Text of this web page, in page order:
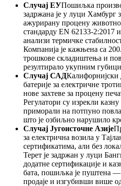
Случај ЕУПошиљка
задржана је у луци Хамбург
ажурирану процену
стандарду EN 62133-2:2017
анализи термичке
Компанија је кажњена са
трошкове складиштења и
резултирало укупним
Случај САДКалифорнијски
батерије за електричне
нове захтеве за процену
Регулатори су изрекли
приморали на потпуно
што је озбиљно нарушило
Случај Југоисточне Азије
за електрична возила у
сертификатима, али без
Терет је задржан у луци
додатне сертификације и
бата, пошиљка је пуштена
продаје и изгубивши више